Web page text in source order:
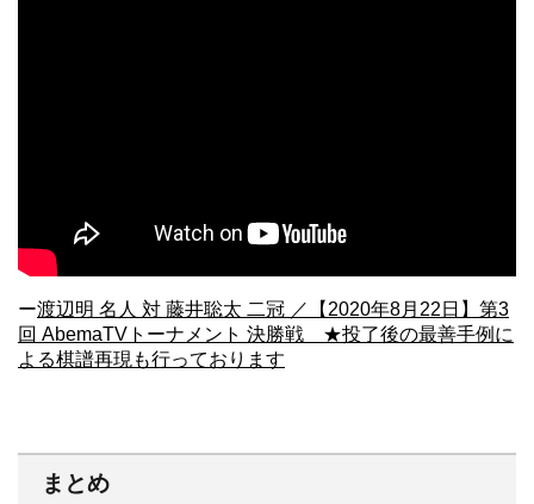
ー渡辺明 名人 対 藤井聡太 二冠 ／【2020年8月22日】第3
回 AbemaTVトーナメント 決勝戦 ★投了後の最善手例に
よる棋譜再現も行っております
まとめ